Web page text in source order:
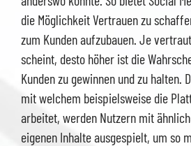
die Möglichkeit Vertrauen zu
zum Kunden aufzubauen. Je
scheint, desto höher ist die
Kunden zu gewinnen und zu halten.
mit welchem beispielsweise die
arbeitet, werden Nutzern mit
eigenen Inhalte ausgespielt, um so